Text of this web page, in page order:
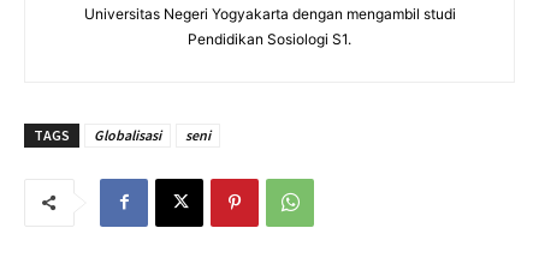
Universitas Negeri Yogyakarta dengan mengambil studi
Pendidikan Sosiologi S1.
TAGS Globalisasi seni